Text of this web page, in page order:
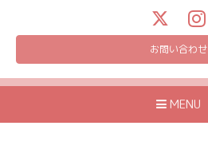
お問い合わせ
MENU